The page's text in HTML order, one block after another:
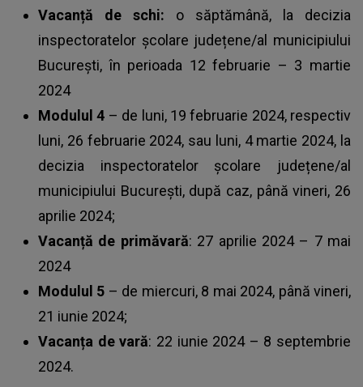
Vacanță de schi: o săptămână, la decizia
inspectoratelor școlare județene/al municipiului
București, în perioada 12 februarie – 3 martie
2024
Modulul 4 – de luni, 19 februarie 2024, respectiv
luni, 26 februarie 2024, sau luni, 4 martie 2024, la
decizia inspectoratelor școlare județene/al
municipiului București, după caz, până vineri, 26
aprilie 2024;
Vacanță de primăvară: 27 aprilie 2024 – 7 mai
2024
Modulul 5 – de miercuri, 8 mai 2024, până vineri,
21 iunie 2024;
Vacanța de vară: 22 iunie 2024 – 8 septembrie
2024.